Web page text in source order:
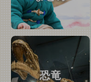
恐竜